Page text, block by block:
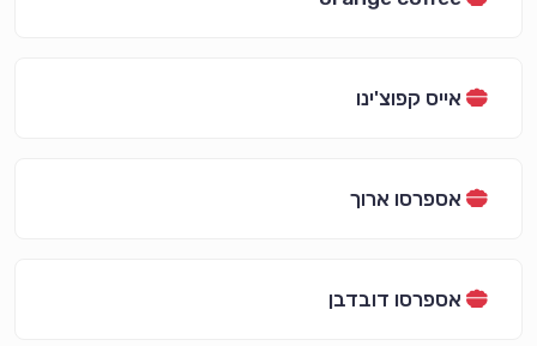
אייס קפוצ'ינו
אספרסו ארוך
אספרסו דובדבן